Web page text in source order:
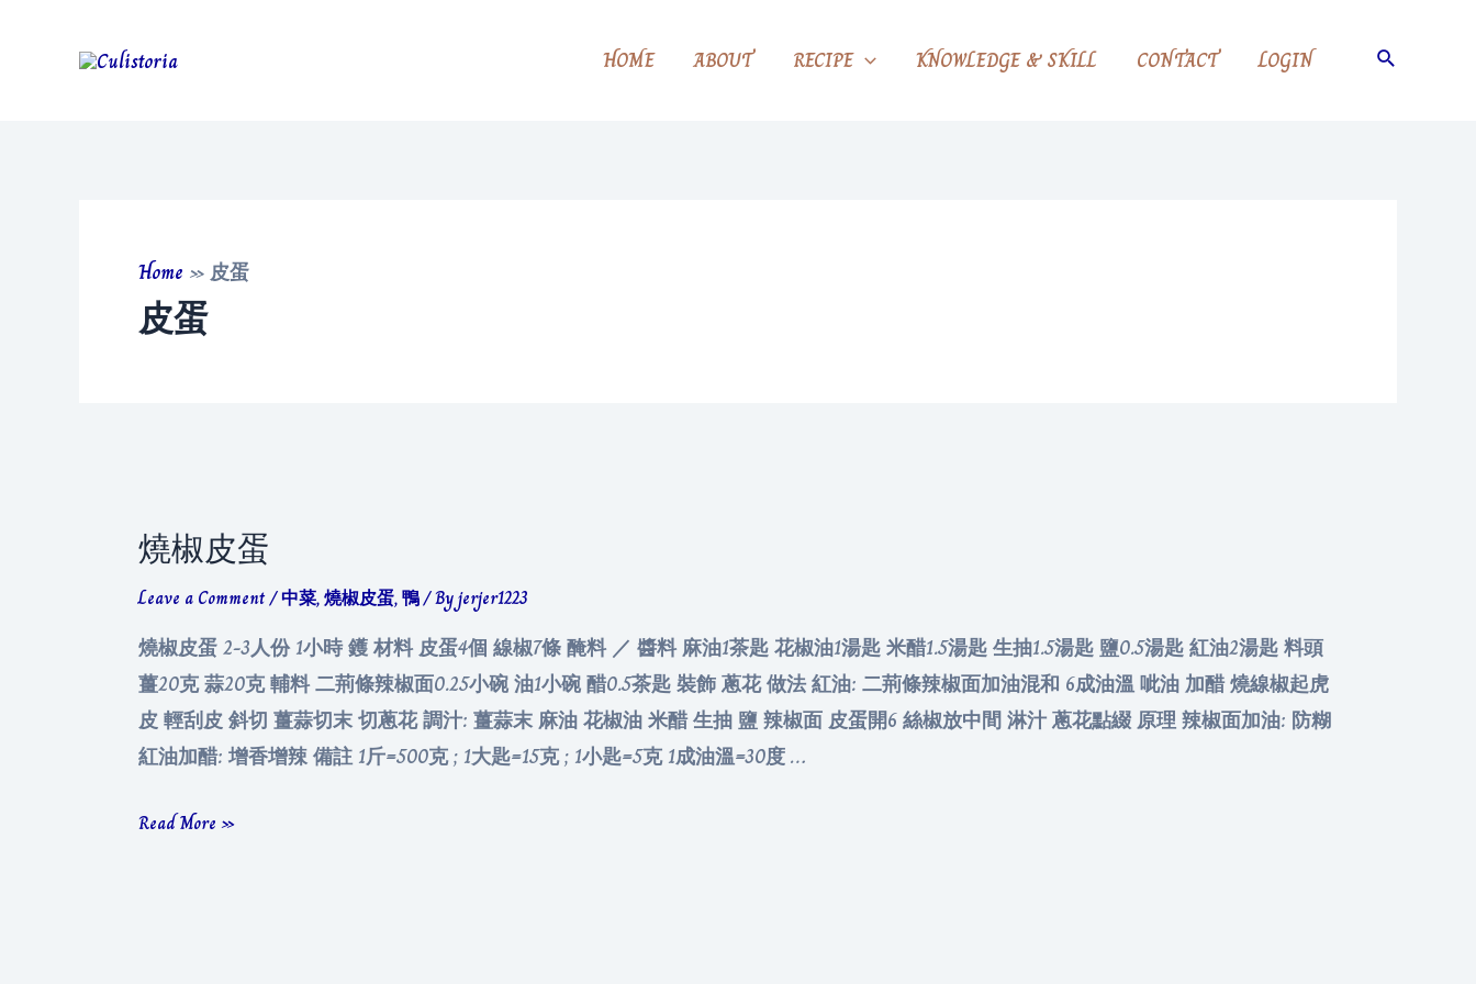
HOME ABOUT RECIPE KNOWLEDGE & SKILL CONTACT LOGIN Search
Home »皮蛋
皮蛋
燒椒皮蛋
Leave a Comment/中菜,燒椒皮蛋,鴨/ Byjerjer1223
燒椒皮蛋 2-3人份 1小時 鑊 材料 皮蛋4個 線椒7條 醃料 ／ 醬料 麻油1茶匙 花椒油1湯匙 米醋1.5湯匙 生抽1.5湯匙 鹽0.5湯匙 紅油2湯匙 料頭
薑20克 蒜20克 輔料 二荊條辣椒面0.25小碗 油1小碗 醋0.5茶匙 裝飾 蔥花 做法 紅油: 二荊條辣椒面加油混和 6成油溫 呲油 加醋 燒線椒起虎
皮 輕刮皮 斜切 薑蒜切末 切蔥花 調汁: 薑蒜末 麻油 花椒油 米醋 生抽 鹽 辣椒面 皮蛋開6 絲椒放中間 淋汁 蔥花點綴 原理 辣椒面加油: 防糊
紅油加醋: 增香增辣 備註 1斤=500克 ; 1大匙=15克 ; 1小匙=5克 1成油溫=30度 …
燒
Read More »